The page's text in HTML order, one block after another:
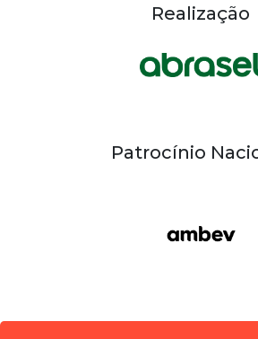
Realização
Patrocínio